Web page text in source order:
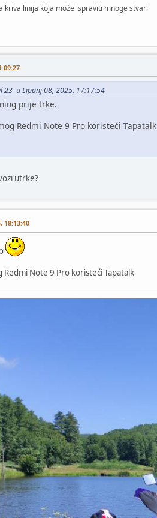
kriva linija koja može ispraviti mnoge stvari
23 u Lipanj 08, 2025, 17:17:54
prije trke.
Redmi Note 9 Pro koristeći Tapatalk
utrke?
18:13:40
Redmi Note 9 Pro koristeći Tapatalk